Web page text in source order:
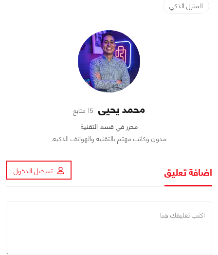
المنزل الذكي
محمد يحيى 15 متابع
محرر في قسم التقنية
مدون وكاتب مهتم بالتقنية والهواتف الذكية.
اضافة تعليق تسجيل الدخول